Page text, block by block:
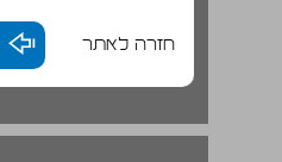
חזרה לאתר